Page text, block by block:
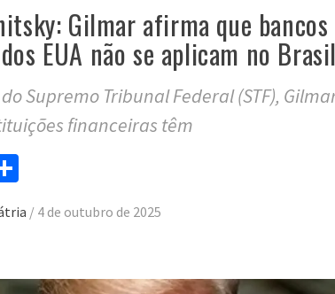
Gilmar afirma que
EUA não se aplicam no Brasil
Supremo Tribunal Federal (STF),
financeiras têm
/ 4 de outubro de 2025